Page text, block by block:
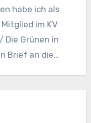
habe ich als
im KV
Die Grünen in
Brief an die…